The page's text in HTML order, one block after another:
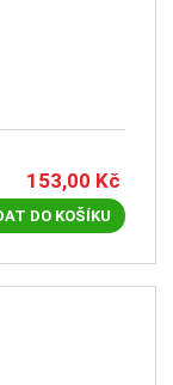
153,00 Kč
DO KOŠÍKU